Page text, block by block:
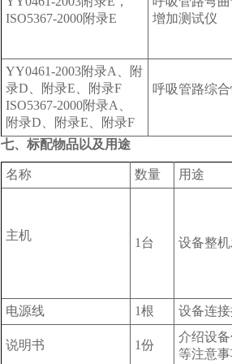
ISO5367-2000附录E
增加测试仪
YY0461-2003附录A、附
录D、附录E、附录F
ISO5367-2000附录A、
附录D、附录E、附录F
呼吸管路综
七、标配物品以及用途
名称 数量 用途
主机
1台 设备整
电源线
1根 设备连
说明书 1份
介绍设
等注意